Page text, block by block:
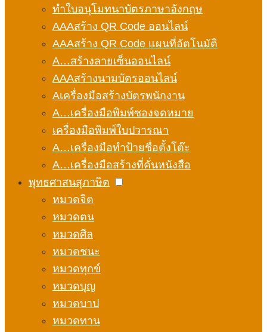
ทำใบอนุโมทนาบัตรภาษาอังกฤษ
AAAสร้าง QR Code ออนไลน์
AAAสร้าง QR Code แผนที่อัตโนมัติ
A…สร้างลายเซ็นออนไลน์
AAAสร้างนามบัตรออนไลน์
Aเครื่องมือสร้างบัตรพนักงาน
A…เครื่องมือพิมพ์ซองจดหมาย
เครื่องมือพิมพ์ใบปวารณา
A…เครื่องมือทำป้ายชื่อตั้งโต๊ะ
A…เครื่องมือสร้างที่คั่นหนังสือ
พุทธศาสนสุภาษิต
หมวดจิต
หมวดตน
หมวดศีล
หมวดชนะ
หมวดทุกข์
หมวดบุญ
หมวดบาป
หมวดทาน